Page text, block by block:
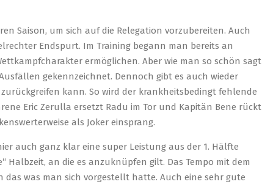
Saison, um sich auf die Relegation vorzubereiten. Auch
Endspurt. Im Training begann man bereits an
ermöglichen. Aber wie man so schön sagt
gekennzeichnet. Dennoch gibt es auch wieder
kann. So wird der krankheitsbedingt fehlende
Eric Zerulla ersetzt Radu im Tor und Kapitän Bene rückt
als Joker einsprang.
auch ganz klar eine super Leistung aus der 1. Hälfte
Halbzeit, an die es anzuknüpfen gilt. Das Tempo mit dem
was man sich vorgestellt hatte. Auch eine sehr gute